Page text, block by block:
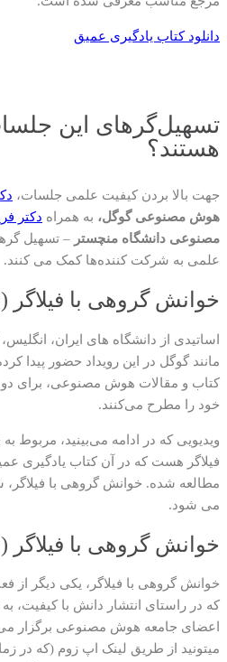
دانلود کتاب یادگیری عمیق
تسهیل‌گرهای این
هستند؟
جهت بالا بردن کیفیت علمی جلسات،
هوش مصنوعی گوگل، به همراه دکتر
مصنوعی دانشگاه منچستر – تسهیل
علمی به شرکت کننده‌ها کمک می کنند.
خوانش گروهی با فیلاگر
اساتیدی از دانشگاه های ایران،
مانند گوگل در این رویداد حضور پیدا
کتاب و مقالات هوش مصنوعی، برای
خود را مطرح می‌کنند.
ویدیویی که در ادامه می‌بینید، مربوط
می شود.
خوانش گروهی با فیلاگر
خوانش گروهی با فیلاگر، یکی دیگر از
که در راستای انتشار دانش با کیفیت،
اعضای جامعه هوش مصنوعی برگزار
میتونید از طریق لینک اپ زوم (که در